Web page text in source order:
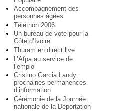
Accompagnement des
personnes âgées
Téléthon 2006
Un bureau de vote pour la
Côte d’Ivoire
Thuram en direct live
L’Afpa au service de
l’emploi
Cristino Garcia Landy :
prochaines permanences
d’information
Cérémonie de la Journée
nationale de la Déportation